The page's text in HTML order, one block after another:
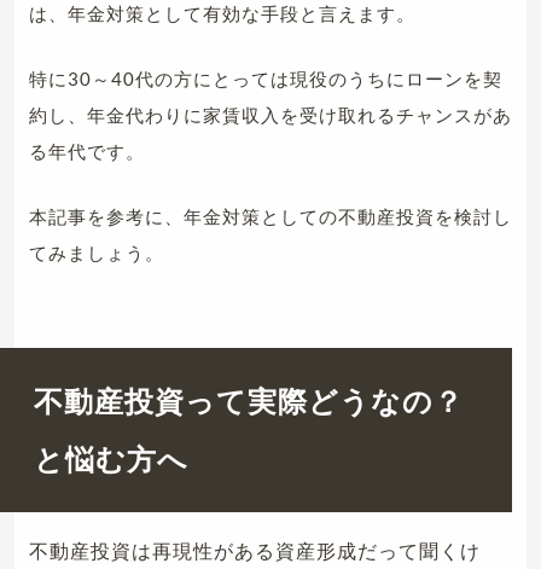
は、年金対策として有効な手段と言えます。
特に30～40代の方にとっては現役のうちにローンを契
約し、年金代わりに家賃収入を受け取れるチャンスがあ
る年代です。
本記事を参考に、年金対策としての不動産投資を検討し
てみましょう。
不動産投資って実際どうなの？
と悩む方へ
不動産投資は再現性がある資産形成だって聞くけ